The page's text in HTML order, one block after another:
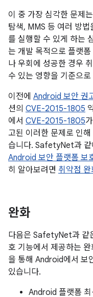
이 중 가장 심각한 문제
탐색, MMS 등 여러 방
를 실행할 수 있게 하는
는 개발 목적으로 플랫
나 우회에 성공한 경우
수 있는 영향을 기준으
이전에 Android 보안 권
션의 CVE-2015-1805
에서 CVE-2015-1805
고된 이러한 문제로 인
습니다. SafetyNet과 같
Android 보안 플랫폼 보
히 알아보려면 취약점 완
완화
다음은 SafetyNet과 같
호 기능에서 제공하는
을 통해 Android에서 보
있습니다.
Android 플랫폼